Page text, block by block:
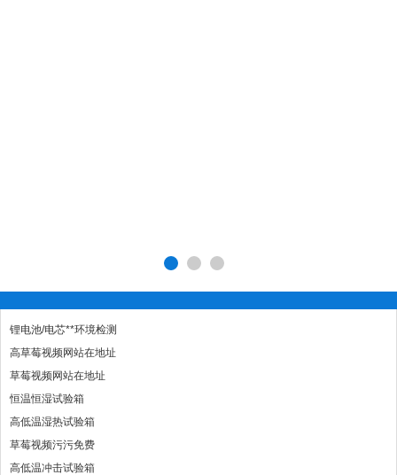
锂电池/电芯**环境检测
高草莓视频网站在地址
草莓视频网站在地址
恒温恒湿试验箱
高低温湿热试验箱
草莓视频污污免费
高低温冲击试验箱